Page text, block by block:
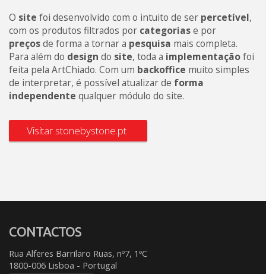
O site foi desenvolvido com o intuito de ser percetível,
com os produtos filtrados por categoriase por
preçosde forma a tornar a pesquisa mais completa.
Para além do design do site, toda a implementaçãofoi
feita pela ArtChiado. Com um backoffice muito simples
de interpretar, é possível atualizar de forma
independente qualquer módulo do site.
Visitar stonebystone.pt
CONTACTOS
Rua Alferes Barrilaro Ruas, nº7, 1ºC
1800-006 Lisboa - Portugal